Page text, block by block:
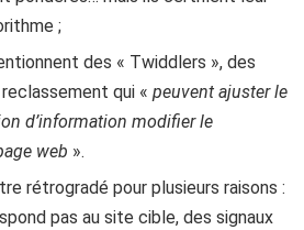
;
des « Twiddlers », des
qui « peuvent ajuster le
d’information modifier le
web ».
rétrogradé pour plusieurs raisons :
pas au site cible, des signaux